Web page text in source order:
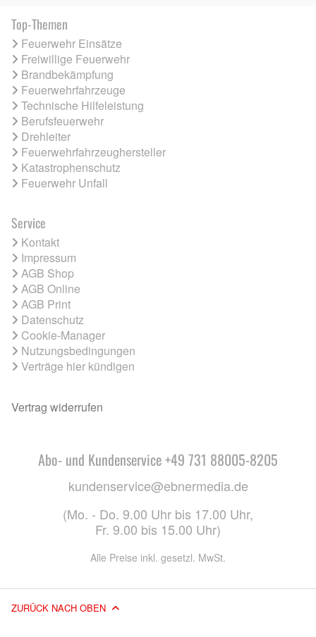
Top-Themen
Feuerwehr Einsätze
Freiwillige Feuerwehr
Brandbekämpfung
Feuerwehrfahrzeuge
Technische Hilfeleistung
Berufsfeuerwehr
Drehleiter
Feuerwehrfahrzeughersteller
Katastrophenschutz
Feuerwehr Unfall
Service
Kontakt
Impressum
AGB Shop
AGB Online
AGB Print
Datenschutz
Cookie-Manager
Nutzungsbedingungen
Verträge hier kündigen
Vertrag widerrufen
Abo- und Kundenservice +49 731 88005-8205
kundenservice@ebnermedia.de
(Mo. - Do. 9.00 Uhr bis 17.00 Uhr,
Fr. 9.00 bis 15.00 Uhr)
Alle Preise inkl. gesetzl. MwSt.
ZURÜCK NACH OBEN